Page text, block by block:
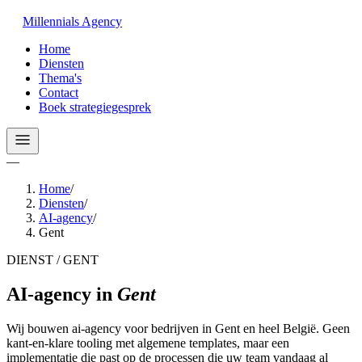
Millennials Agency
Home
Diensten
Thema's
Contact
Boek strategiegesprek
—
Home/
Diensten/
AI-agency/
Gent
DIENST / GENT
AI-agency in Gent
Wij bouwen ai-agency voor bedrijven in Gent en heel België. Geen
kant-en-klare tooling met algemene templates, maar een
implementatie die past op de processen die uw team vandaag al